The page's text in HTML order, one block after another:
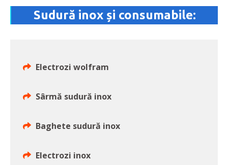
Sudură inox și consumabile:
Electrozi wolfram
Sârmă sudură inox
Baghete sudură inox
Electrozi inox